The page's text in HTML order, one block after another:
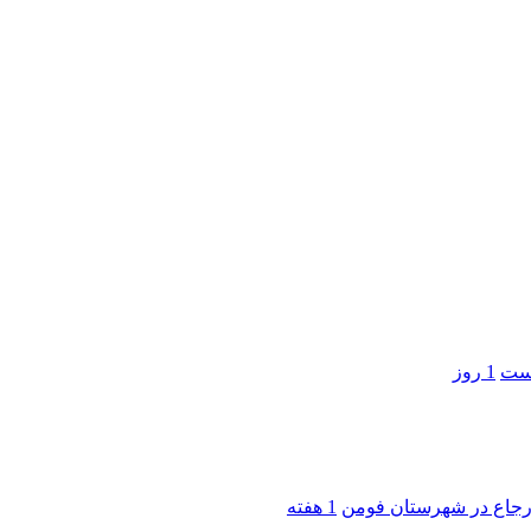
1 روز
ارجاع در شهرستان فومن 1 هفته